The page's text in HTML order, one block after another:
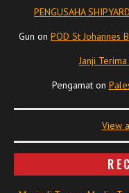
PENGUSAHA
Gun on POD St Johannes
Janji
Pengamaton
View